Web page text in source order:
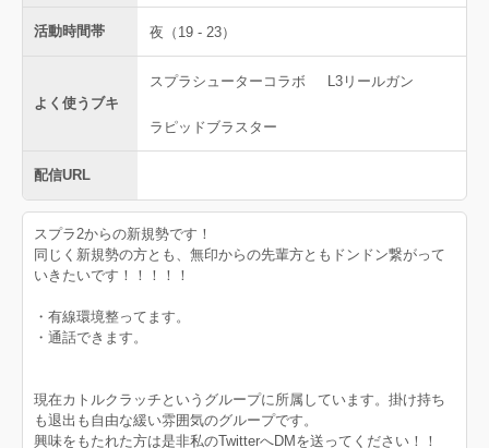
活動時間帯 夜（19 - 23）
よく使うブキ
スプラシューターコラボ L3リールガン
ラピッドブラスター
配信URL
スプラ2からの新規勢です！
同じく新規勢の方とも、無印からの先輩方ともドンドン繋がって
いきたいです！！！！！
・有線環境整ってます。
・通話できます。
現在カトルクラッチというグループに所属しています。掛け持ち
も退出も自由な緩い雰囲気のグループです。
興味をもたれた方は是非私のTwitterへDMを送ってください！！